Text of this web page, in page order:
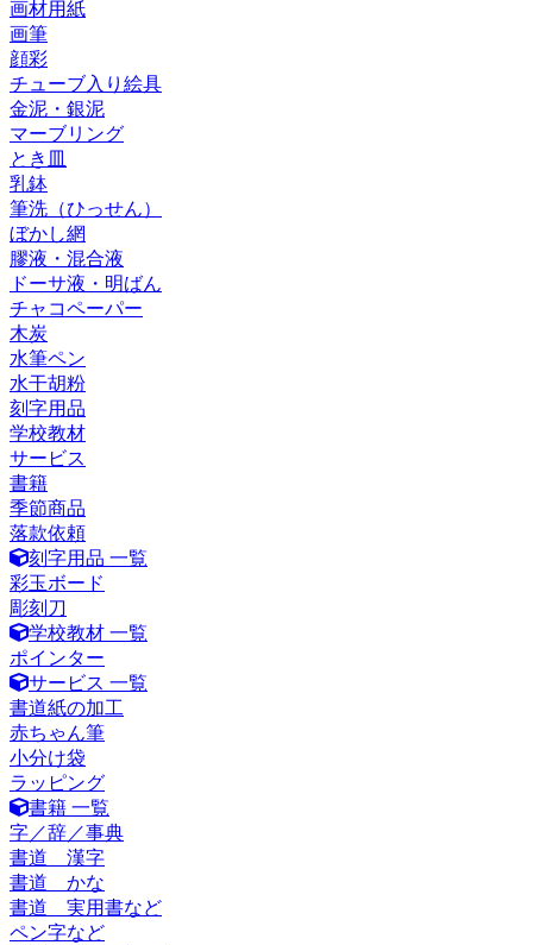
画材用紙
画筆
顔彩
チューブ入り絵具
金泥・銀泥
マーブリング
とき皿
乳鉢
筆洗（ひっせん）
ぼかし網
膠液・混合液
ドーサ液・明ばん
チャコペーパー
木炭
水筆ペン
水干胡粉
刻字用品
学校教材
サービス
書籍
季節商品
落款依頼
刻字用品 一覧
彩玉ボード
彫刻刀
学校教材 一覧
ポインター
サービス 一覧
書道紙の加工
赤ちゃん筆
小分け袋
ラッピング
書籍 一覧
字／辞／事典
書道 漢字
書道 かな
書道 実用書など
ペン字など